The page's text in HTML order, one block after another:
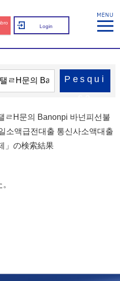
Login
Pesqui
ㄹH문의 Banonpi 바넌피선불
소액급전대출 통신사소액대출
」の検索結果